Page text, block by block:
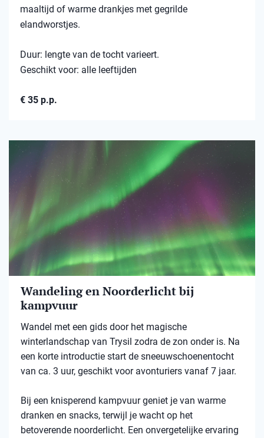
maaltijd of warme drankjes met gegrilde
elandworstjes.
Duur: lengte van de tocht varieert.
Geschikt voor: alle leeftijden
€ 35 p.p.
Wandeling en Noorderlicht bij
kampvuur
Wandel met een gids door het magische
winterlandschap van Trysil zodra de zon onder is. Na
een korte introductie start de sneeuwschoenentocht
van ca. 3 uur, geschikt voor avonturiers vanaf 7 jaar.
Bij een knisperend kampvuur geniet je van warme
dranken en snacks, terwijl je wacht op het
betoverende noorderlicht. Een onvergetelijke ervaring